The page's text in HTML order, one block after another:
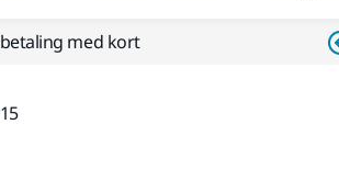
med kort